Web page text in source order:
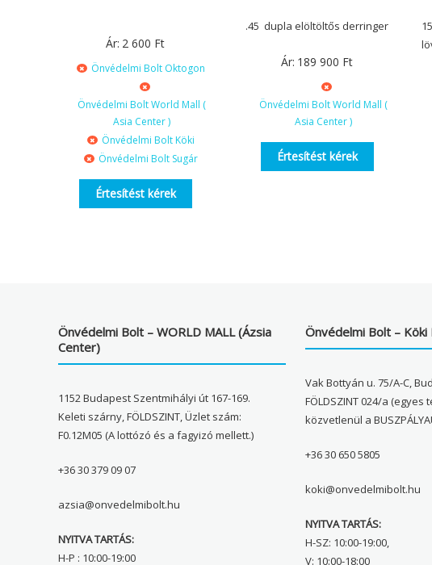
Ár: 2 600 Ft
Önvédelmi Bolt Oktogon
Önvédelmi Bolt World Mall (
Asia Center )
Önvédelmi Bolt Köki
Önvédelmi Bolt Sugár
Értesítést kérek
.45 dupla elöltöltős derringer
Ár: 189 900 Ft
Önvédelmi Bolt World Mall (
Asia Center )
Értesítést kérek
Önvédelmi Bolt – WORLD MALL (Ázsia
Center)
1152 Budapest Szentmihályi út 167-169.
Keleti szárny, FÖLDSZINT, Üzlet szám:
F0.12M05 (A lottózó és a fagyizó mellett.)
+36 30 379 09 07
azsia@onvedelmibolt.hu
NYITVA TARTÁS:
H-P : 10:00-19:00
Önvédelmi Bolt –
Vak Bottyán u. 75/A-C,
FÖLDSZINT 024/a (egyes
közvetlenül a
+36 30 650 5805
koki@onvedelmibolt.hu
NYITVA TARTÁS:
H-SZ: 10:00-19:00,
V: 10:00-18:00